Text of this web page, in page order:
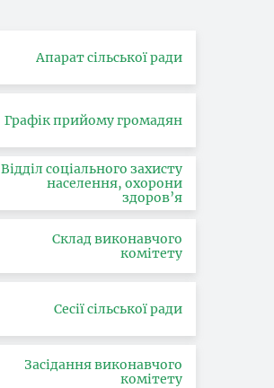
Апарат сільської ради
Графік прийому громадян
Відділ соціального захисту
населення, охорони
здоров’я
Склад виконавчого
комітету
Сесії сільської ради
Засідання виконавчого
комітету